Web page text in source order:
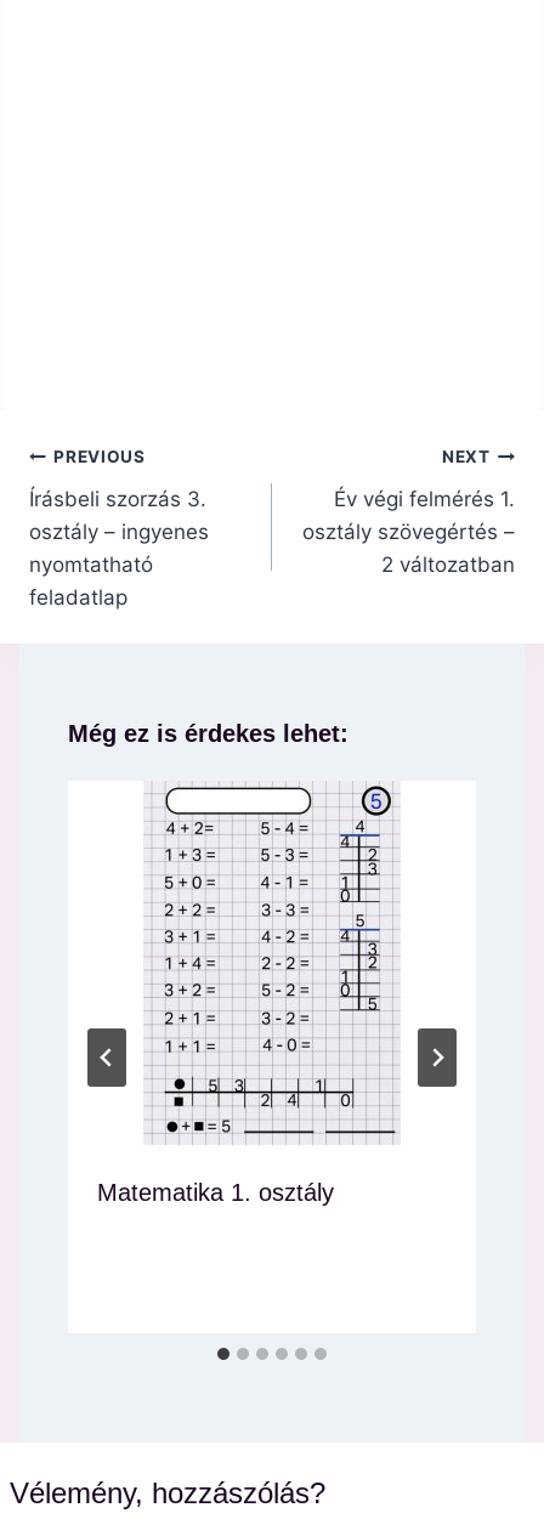
Bejegyzés
navigáció
PREVIOUS
Írásbeli szorzás 3.
osztály – ingyenes
nyomtatható
feladatlap
NEXT
Év végi felmérés 1.
osztály szövegértés –
2 változatban
Még ez is érdekes lehet:
Matematika 1. osztály
Vélemény, hozzászólás?